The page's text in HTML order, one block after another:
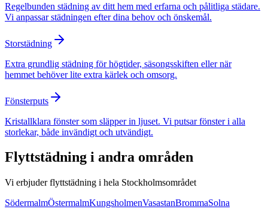
Regelbunden städning av ditt hem med erfarna och pålitliga städare.
Vi anpassar städningen efter dina behov och önskemål.
Storstädning
Extra grundlig städning för högtider, säsongsskiften eller när
hemmet behöver lite extra kärlek och omsorg.
Fönsterputs
Kristallklara fönster som släpper in ljuset. Vi putsar fönster i alla
storlekar, både invändigt och utvändigt.
Flyttstädning i andra områden
Vi erbjuderflyttstädning i hela Stockholmsområdet
SödermalmÖstermalmKungsholmenVasastanBrommaSolna